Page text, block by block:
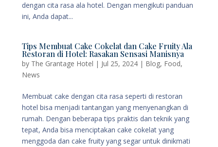
dengan cita rasa ala hotel. Dengan mengikuti panduan
ini, Anda dapat...
Tips Membuat Cake Cokelat dan Cake Fruity Ala
Restoran di Hotel: Rasakan Sensasi Manisnya
by The Grantage Hotel | Jul 25, 2024| Blog, Food,
News
Membuat cake dengan cita rasa seperti di restoran
hotel bisa menjadi tantangan yang menyenangkan di
rumah. Dengan beberapa tips praktis dan teknik yang
tepat, Anda bisa menciptakan cake cokelat yang
menggoda dan cake fruity yang segar untuk dinikmati